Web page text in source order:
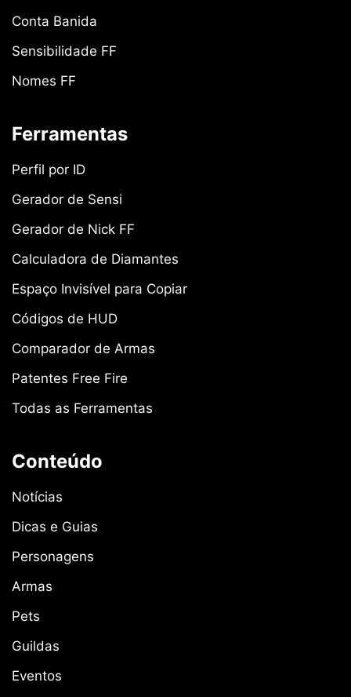
Conta Banida
Sensibilidade FF
Nomes FF
Ferramentas
Perfil por ID
Gerador de Sensi
Gerador de Nick FF
Calculadora de Diamantes
Espaço Invisível para Copiar
Códigos de HUD
Comparador de Armas
Patentes Free Fire
Todas as Ferramentas
Conteúdo
Notícias
Dicas e Guias
Personagens
Armas
Pets
Guildas
Eventos